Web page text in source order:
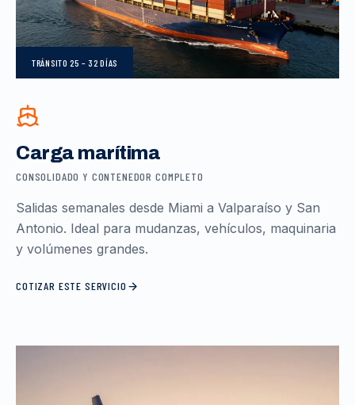
TRÁNSITO 25 – 32 DÍAS
Carga marítima
CONSOLIDADO Y CONTENEDOR COMPLETO
Salidas semanales desde Miami a Valparaíso y San
Antonio. Ideal para mudanzas, vehículos, maquinaria
y volúmenes grandes.
COTIZAR ESTE SERVICIO